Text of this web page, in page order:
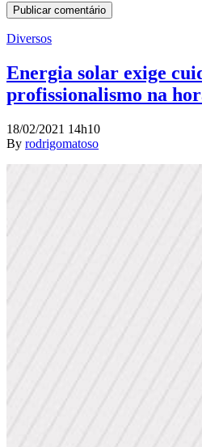
Diversos
Energia solar exige
profissionalismo na
18/02/2021 14h10
By rodrigomatoso